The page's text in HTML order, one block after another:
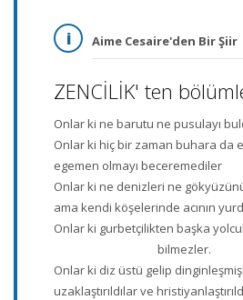
Aime Cesaire'den Bir Şiir
ZENCİLİK' ten
Onlar ki ne barutu ne pusulayı
Onlar ki hiç bir zaman buhara da
egemen olmayı beceremediler
Onlar ki ne denizleri ne
ama kendi köşelerinde acının
Onlar ki gurbetçilikten başka
bilmezler.
Onlar ki diz üstü gelip
uzaklaştırıldılar ve